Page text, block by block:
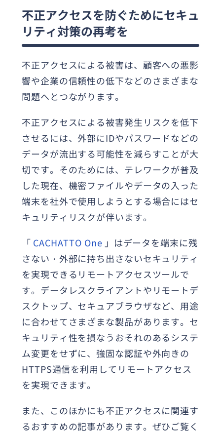
不正アクセスを防ぐためにセキュ
リティ対策の再考を
不正アクセスによる被害は、顧客への悪影
響や企業の信頼性の低下などのさまざまな
問題へとつながります。
不正アクセスによる被害発生リスクを低下
させるには、外部にIDやパスワードなどの
データが流出する可能性を減らすことが大
切です。そのためには、テレワークが普及
した現在、機密ファイルやデータの入った
端末を社外で使用しようとする場合にはセ
キュリティリスクが伴います。
「 CACHATTO One 」はデータを端末に残
さない・外部に持ち出さないセキュリティ
を実現できるリモートアクセスツールで
す。データレスクライアントやリモートデ
スクトップ、セキュアブラウザなど、用途
に合わせてさまざまな製品があります。セ
キュリティ性を損なうおそれのあるシステ
ム変更をせずに、強固な認証や外向きの
HTTPS通信を利用してリモートアクセス
を実現できます。
また、このほかにも不正アクセスに関連す
るおすすめの記事があります。ぜひご覧く